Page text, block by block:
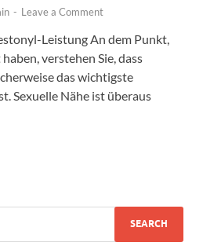
- Leave a Comment
Leistung An dem Punkt,
verstehen Sie, dass
das wichtigste
Sexuelle Nähe ist überaus